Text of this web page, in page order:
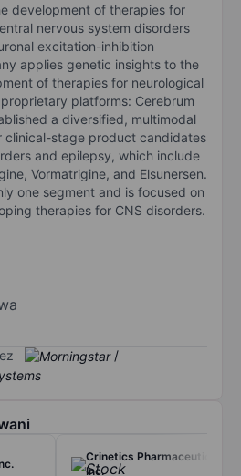
development of therapies for
nervous system disorders
excitation-inhibition
applies genetic insights to the
of therapies for neurological
platforms: Cerebrum
a diversified, multimodal
clinical-stage product candidates
and epilepsy, which include
Vormatrigine, and Elsunersen.
one segment and is focused on
therapies for CNS disorders.
/
Crinetics Pharmaceuticals
Inc.